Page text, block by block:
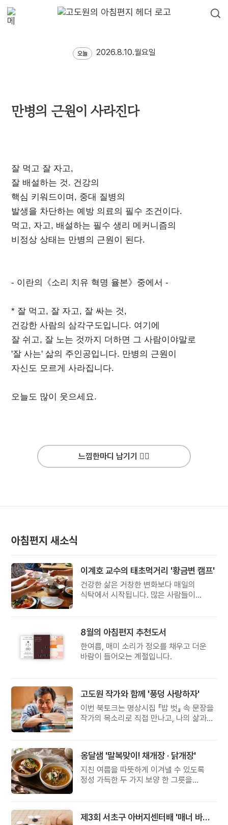
오늘 2026.8.10.월요일
만병의 근원이 사라진다
잘 먹고 잘 자고,
잘 배설하는 것. 건강의
핵심 키워드이며, 중대 질병의
발생을 차단하는 예방 의료의 필수 조건이다.
먹고, 자고, 배설하는 필수 생리 메커니즘의
비정상 상태는 만병의 근원이 된다.
- 이란의《소리 치유 혁명 율본》중에서 -
* 잘 먹고, 잘 자고, 잘 싸는 것,
건강한 사람의 삼각구도입니다. 여기에
잘 쉬고, 잘 노는 것까지 더하면 그 사람이야말로
'잘 사는' 삶의 주인공입니다. 만병의 근원이
자신도 모르게 사라집니다.
오늘도 많이 웃으세요.
느낌한마디 남기기 ✍🏻
아침편지 새소식
이계호 교수의 태초먹거리 '황금변 캠프'
건강한 삶은 거창한 변화보다 매일의
식탁에서 시작됩니다. 많은 사람들이
유퀴즈에서 많은 관심을 받은 이계호
교수와 함께하는 태초먹거리 황금변 캠프
8월의 아침편지 추천도서
한여름, 매미 소리가 정오를 채우고 더운
바람이 들어오는 계절입니다.
고도원 작가와 함께 '풍덩 사랑하자'
이번 북토크는 명상시집 『밥 벗』 속 문장을
작가의 목소리로 직접 만나고, 나의 삶과
옹달샘 '말복맞이! 채개장 · 닭개장'
지친 여름을 따뜻하게 이겨낼 수 있도록
정성 가득한 두 가지 보양 한 그릇을
제3회 서초구 아버지센터배 '매너 바둑왕' 대회